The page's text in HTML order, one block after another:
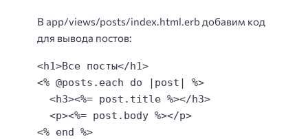
В app/views/posts/index.html.erb добавим код
для вывода постов:
<h1>Все посты</h1>
<% @posts.each do |post| %>
  <h3><%= post.title %></h3>
  <p><%= post.body %></p>
<% end %>